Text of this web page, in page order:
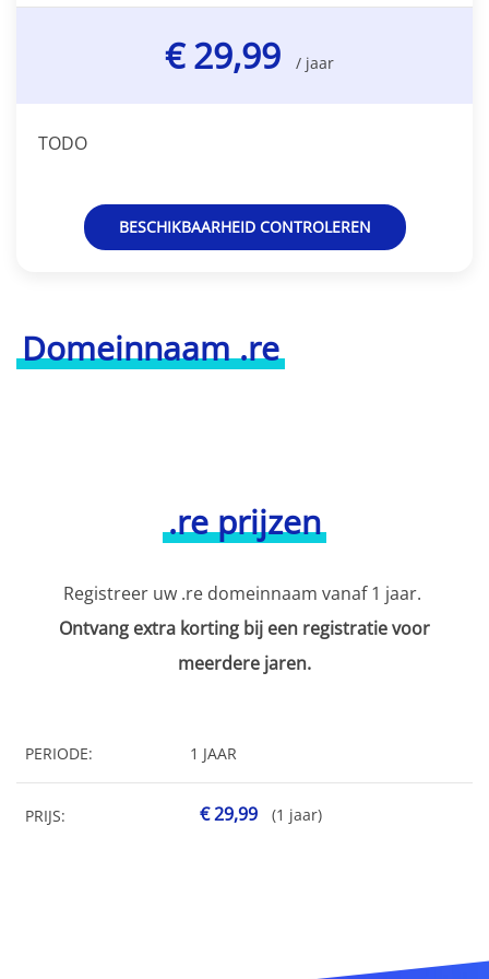
Domeinnaam .re
€ 29,99 / jaar
TODO
BESCHIKBAARHEID CONTROLEREN
.re prijzen
Registreer uw .re domeinnaam vanaf 1 jaar.
Ontvang extra korting bij een registratie voor
meerdere jaren.
PERIODE: 1 JAAR
PRIJS: € 29,99 (1 jaar)